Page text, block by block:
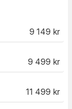
9 149 kr
9 499 kr
11 499 kr